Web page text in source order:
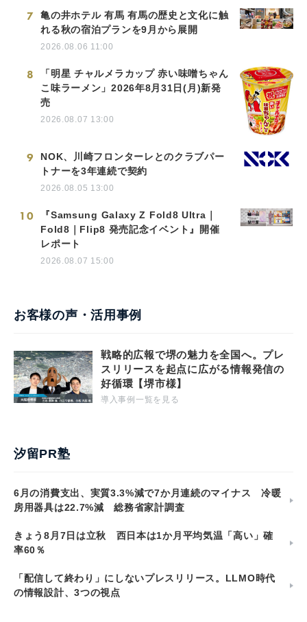
7
亀の井ホテル 有馬 有馬の歴史と文化に触
れる秋の宿泊プランを9月から展開
2026.08.06 11:00
8
「明星 チャルメラカップ 赤い味噌ちゃん
こ味ラーメン」2026年8月31日(月)新発
売
2026.08.07 13:00
9
NOK、川崎フロンターレとのクラブパー
トナーを3年連続で契約
2026.08.05 13:00
10
『Samsung Galaxy Z Fold8 Ultra｜
Fold8｜Flip8 発売記念イベント』開催
レポート
2026.08.07 15:00
お客様の声・活用事例
戦略的広報で堺の魅力を全国へ。プレ
スリリースを起点に広がる情報発信の
好循環【堺市様】
導入事例一覧を見る
汐留PR塾
6月の消費支出、実質3.3%減で7か月連続のマイナス 冷暖
房用器具は22.7%減 総務省家計調査
きょう8月7日は立秋 西日本は1か月平均気温「高い」確
率60％
「配信して終わり」にしないプレスリリース。LLMO時代
の情報設計、3つの視点